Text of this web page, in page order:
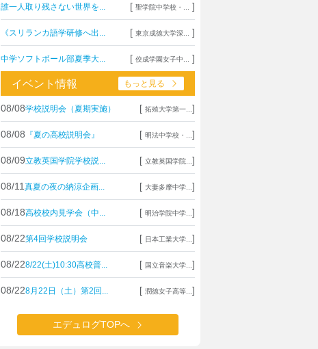
誰一人取り残さない世界を... [ 聖学院中学校・... ]
《スリランカ語学研修へ出... [ 東京成徳大学深... ]
中学ソフトボール部夏季大... [ 佼成学園女子中... ]
イベント情報 もっと見る
08/08学校説明会（夏期実施） [ 拓殖大学第一... ]
08/08 『夏の高校説明会』 [ 明法中学校・... ]
08/09立教英国学院学校説... [ 立教英国学院... ]
08/11 真夏の夜の納涼企画... [ 大妻多摩中学... ]
08/18高校校内見学会（中... [ 明治学院中学... ]
08/22第4回学校説明会 [ 日本工業大学... ]
08/228/22(土)10:30高校普... [ 国立音楽大学... ]
08/228月22日（土）第2回... [ 潤徳女子高等... ]
エデュログTOPへ